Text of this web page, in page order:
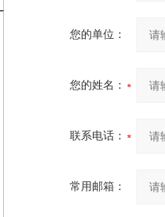
您的单位：
您的姓名：
联系电话：
常用邮箱：